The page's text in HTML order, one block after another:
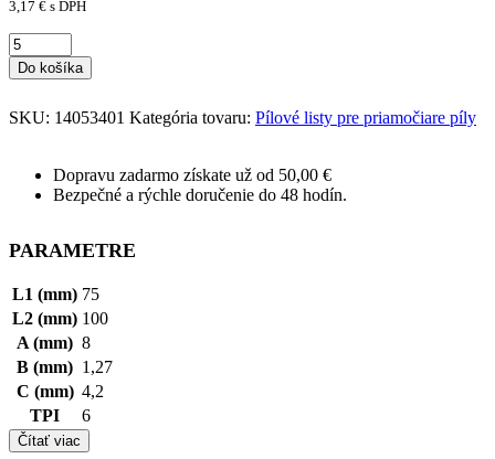
3,17 € s DPH
Do košíka
SKU: 14053401 Kategória tovaru: Pílové listy pre priamočiare píly
Dopravu zadarmo získate už od 50,00 €
Bezpečné a rýchle doručenie do 48 hodín.
PARAMETRE
L1 (mm) 75
L2 (mm) 100
A (mm) 8
B (mm) 1,27
C (mm) 4,2
TPI
6
Čítať viac